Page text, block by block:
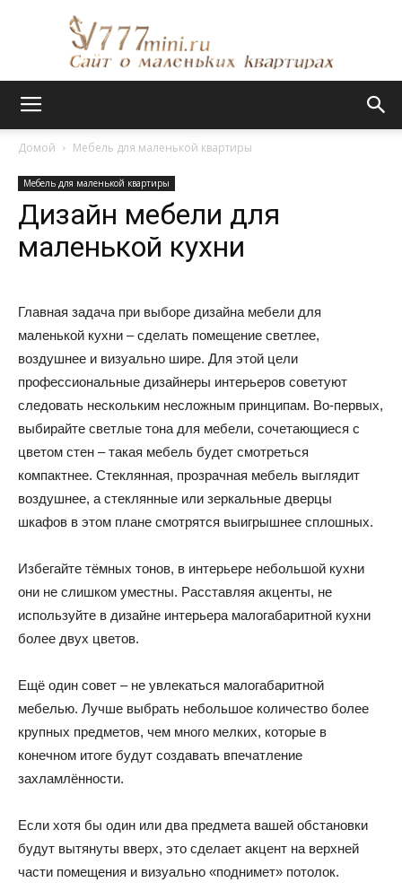
квартирах
и
интерьеры,
советы
и
Домой Мебель для маленькой квартиры
Мебель для маленькой квартиры
Дизайн мебели для
маленькой кухни
Главная задача при выборе дизайна мебели для
маленькой кухни – сделать помещение светлее,
воздушнее и визуально шире. Для этой цели
профессиональные дизайнеры интерьеров советуют
следовать нескольким несложным принципам. Во-первых,
выбирайте светлые тона для мебели, сочетающиеся с
цветом стен – такая мебель будет смотреться
компактнее. Стеклянная, прозрачная мебель выглядит
воздушнее, а стеклянные или зеркальные дверцы
шкафов в этом плане смотрятся выигрышнее сплошных.
Избегайте тёмных тонов, в интерьере небольшой кухни
они не слишком уместны. Расставляя акценты, не
используйте в дизайне интерьера малогабаритной кухни
более двух цветов.
Ещё один совет – не увлекаться малогабаритной
мебелью. Лучше выбрать небольшое количество более
крупных предметов, чем много мелких, которые в
конечном итоге будут создавать впечатление
захламлённости.
Если хотя бы один или два предмета вашей обстановки
будут вытянуты вверх, это сделает акцент на верхней
части помещения и визуально «поднимет» потолок.